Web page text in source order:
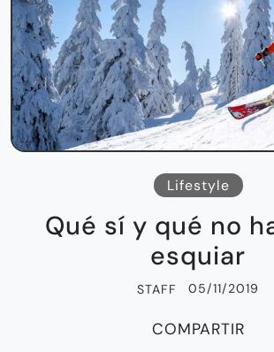
Lifestyle
Qué sí y qué no
esquiar
STAFF 05/11/2019
COMPARTIR